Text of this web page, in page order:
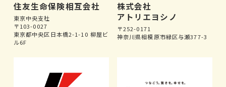
住友生命保険相互会社
東京中央支社
〒103-0027
東京都中央区日本橋2-1-10 柳屋ビ
ル6F
株式会社
アトリエヨシノ
〒252-0171
神奈川県相模原市緑区与瀬377-3